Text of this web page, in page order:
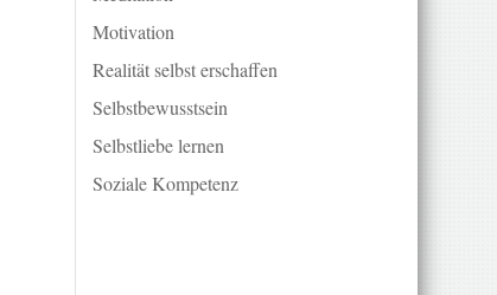
Motivation
Realität selbst erschaffen
Selbstbewusstsein
Selbstliebe lernen
Soziale Kompetenz